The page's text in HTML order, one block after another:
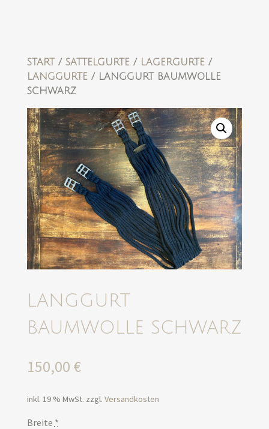
START/ SATTELGURTE/ LAGERGURTE/
LANGGURTE/ LANGGURT BAUMWOLLE
SCHWARZ
LANGGURT
BAUMWOLLE SCHWARZ
150,00 €
inkl. 19 % MwSt. zzgl. Versandkosten
Breite *